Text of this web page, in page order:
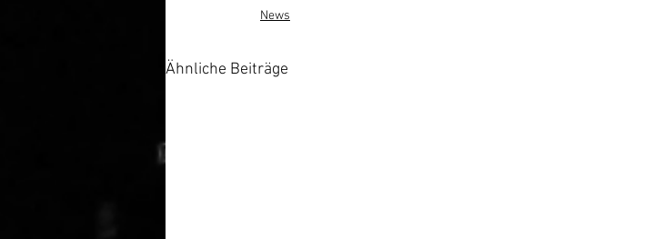
News
Ähnliche Beiträge